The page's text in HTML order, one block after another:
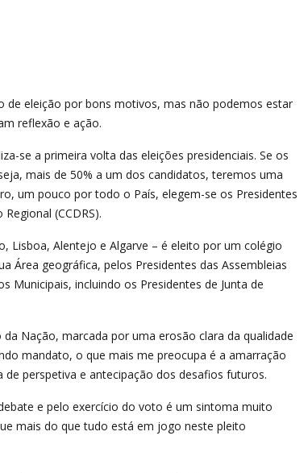
de eleição por bons motivos, mas não podemos estar
reflexão e ação.
se a primeira volta das eleições presidenciais. Se os
mais de 50% a um dos candidatos, teremos uma
um pouco por todo o País, elegem-se os Presidentes
(CCDRS).
Lisboa, Alentejo e Algarve – é eleito por um colégio
Área geográfica, pelos Presidentes das Assembleias
Municipais, incluindo os Presidentes de Junta de
Nação, marcada por uma erosão clara da qualidade
mandato, o que mais me preocupa é a amarração
perspetiva e antecipação dos desafios futuros.
e pelo exercício do voto é um sintoma muito
mais do que tudo está em jogo neste pleito